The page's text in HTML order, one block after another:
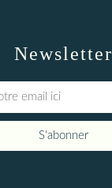
Newsletter